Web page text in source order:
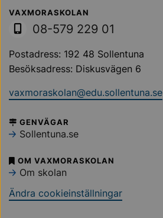
Sollentuna Kommun
VAXMORASKOLAN
08-579 229 01
Postadress: 192 48 Sollentuna
Besöksadress: Diskusvägen 6
vaxmoraskolan@edu.sollentuna.se
GENVÄGAR
Sollentuna.se
OM VAXMORASKOLAN
Om skolan
Ändra cookieinställningar